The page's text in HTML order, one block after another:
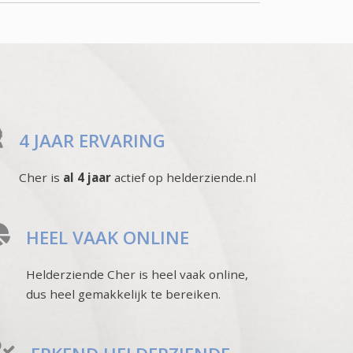
4 JAAR ERVARING
Cher is al 4 jaar actief op helderziende.nl
HEEL VAAK ONLINE
Helderziende Cher is heel vaak online,
dus heel gemakkelijk te bereiken.